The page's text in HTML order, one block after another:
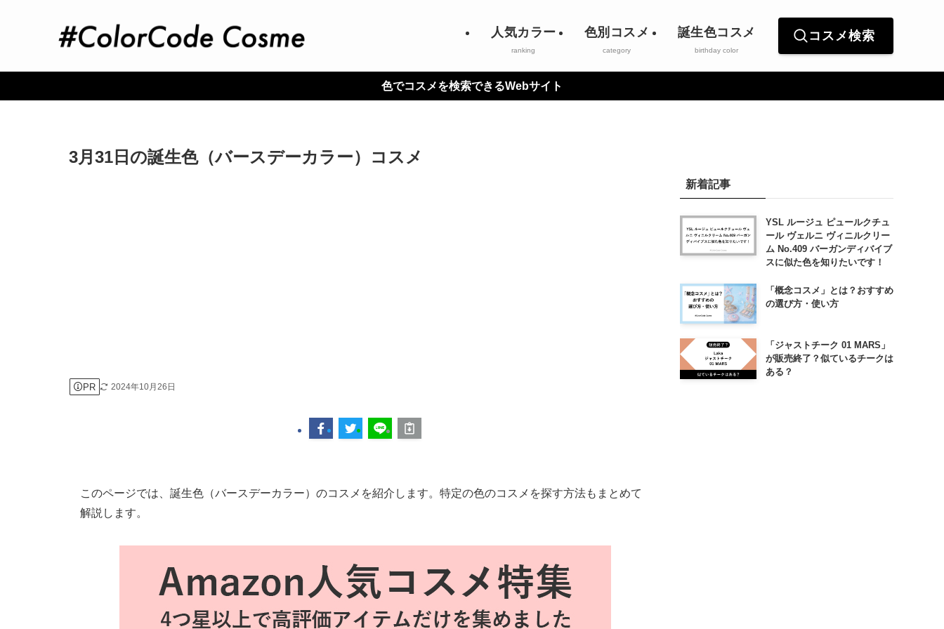
人気カラー
ranking
色別コスメ
category
誕生色コスメ
birthday color
コスメ検索
色でコスメを検索できるWebサイト
3月31日の誕生色（バースデーカラー）コスメ
PR 2024年10月26日
このページでは、誕生色（バースデーカラー）のコスメを紹介します。特定の色のコスメを探す方法もまとめて
解説します。
新着記事
YSL ルージュ ピュールクチュ
ール ヴェルニ ヴィニルクリー
ム No.409 バーガンディバイブ
スに似た色を知りたいです！
「概念コスメ」とは？おすすめ
の選び方・使い方
「ジャストチーク 01 MARS」
が販売終了？似ているチークは
ある？